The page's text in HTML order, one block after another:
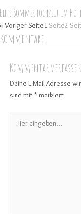
Eine Sommerhochzeit im
« Voriger Seite1 Seite2
Kommentare
Kommentar verfassen
Deine E-Mail-Adresse
sind mit * markiert
eingeben…